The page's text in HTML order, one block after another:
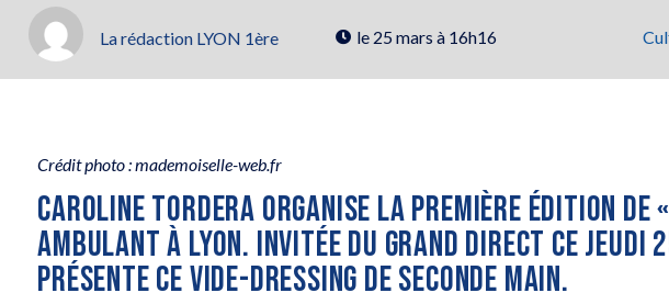
La rédaction LYON 1ère le 25 mars à 16h16
Crédit photo : mademoiselle-web.fr
CAROLINE TORDERA ORGANISE LA PREMIÈRE ÉDITION DE
AMBULANT À LYON. INVITÉE DU GRAND DIRECT CE JEUDI
PRÉSENTE CE VIDE-DRESSING DE SECONDE MAIN.